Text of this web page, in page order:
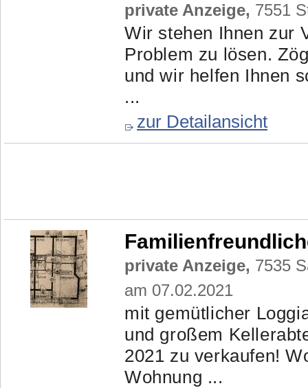
private Anzeige, 7551
Wir stehen Ihnen zur
Problem zu lösen.
und wir helfen Ihnen
...
zur Detailansicht
private Anzeige, 7535
am 07.02.2021
mit gemütlicher
und großem
2021 zu verkaufen!
Wohnung ...